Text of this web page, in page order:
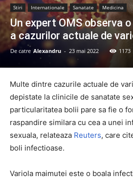
Stiri Internationale Sanatate Medicina
Un expert OMS observa
a cazurilor actuale de
De catre Alexandru - 23 mai 2022 1173
Multe dintre cazurile actuale de
depistate la clinicile de sanatate
particularitatea bolii pare sa fie o
raspandire similara cu cea a unei
sexuala, relateaza Reuters, care
boli infectioase.
Variola maimutei este o boala